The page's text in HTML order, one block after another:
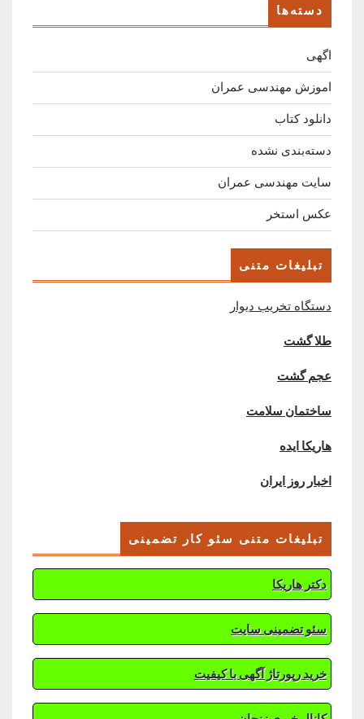
دسته‌ها
اگهی
اموزش مهندسی عمران
دانلود کتاب
دسته‌بندی نشده
سایت مهندسی عمران
عکس استخر
تبلیغات متنی
دستگاه تخریب دیوار
طلا گشت
عجم گشت
ساختمان سلامت
هاریکا ایده
اخبار روز ایران
تبلیغات متنی سئو کار تضمینی
دکتر هاریکا
سئو تضمینی سایت
خرید رپورتاژ آگهی با کیفیت